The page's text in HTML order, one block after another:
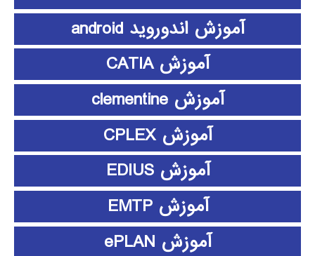
آموزش اندوروید android
آموزش CATIA
آموزش clementine
آموزش CPLEX
آموزش EDIUS
آموزش EMTP
آموزش ePLAN